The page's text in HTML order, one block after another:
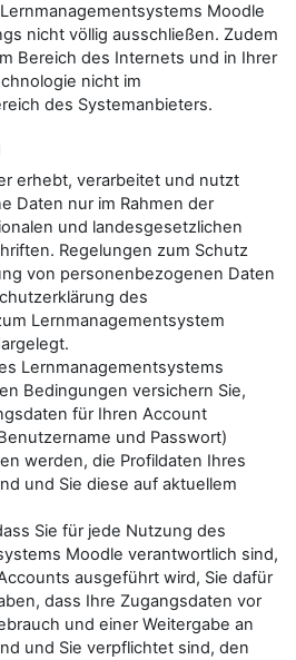
Moodle
nicht völlig ausschließen. Zudem
Bereich des Internets und in Ihrer
nicht im
des Systemanbieters.
erhebt, verarbeitet und nutzt
Daten nur im Rahmen der
und landesgesetzlichen
Regelungen zum Schutz
von personenbezogenen Daten
des
Lernmanagementsystem
Lernmanagementsystems
Bedingungen versichern Sie,
für Ihren Account
und Passwort)
werden, die Profildaten Ihres
und Sie diese auf aktuellem
Sie für jede Nutzung des
Moodle verantwortlich sind,
ausgeführt wird, Sie dafür
dass Ihre Zugangsdaten vor
und einer Weitergabe an
und Sie verpflichtet sind, den